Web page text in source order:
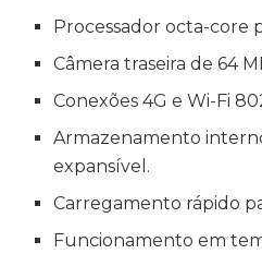
Processador octa-core
Câmera traseira de 64
Conexões 4G e Wi-Fi
Armazenamento
expansível.
Carregamento rápido
Funcionamento em